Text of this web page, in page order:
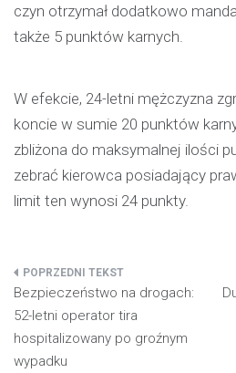
czyn otrzymał dodatkowo
także 5 punktów karnych.
W efekcie, 24-letni mężczyzna
koncie w sumie 20 punktów
zbliżona do maksymalnej ilości
zebrać kierowca posiadający
limit ten wynosi 24 punkty.
Nawigacja
wpisu
Bezpieczeństwo na drogach:
52-letni operator tira
hospitalizowany po groźnym
wypadku